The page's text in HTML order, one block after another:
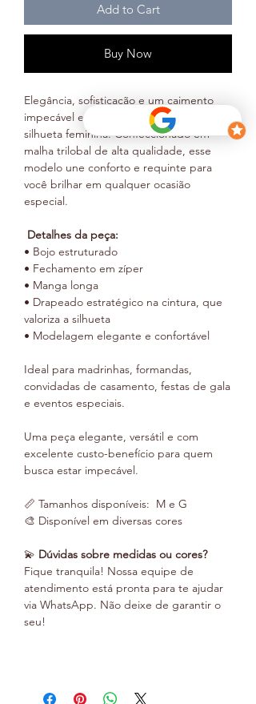
Add to Cart
Buy Now
Elegância, sofisticação e um caimento
impecável em uma peça que valoriza a
silhueta feminina. Confeccionado em
malha trilobal de alta qualidade, esse
modelo une conforto e requinte para
você brilhar em qualquer ocasião
especial.
Detalhes da peça:
• Bojo estruturado
• Fechamento em zíper
• Manga longa
• Drapeado estratégico na cintura, que
valoriza a silhueta
• Modelagem elegante e confortável
Ideal para madrinhas, formandas,
convidadas de casamento, festas de gala
e eventos especiais.
Uma peça elegante, versátil e com
excelente custo-benefício para quem
busca estar impecável.
📏 Tamanhos disponíveis: M e G
🎨 Disponível em diversas cores
💫 Dúvidas sobre medidas ou cores?
Fique tranquila! Nossa equipe de
atendimento está pronta para te ajudar
via WhatsApp. Não deixe de garantir o
seu!